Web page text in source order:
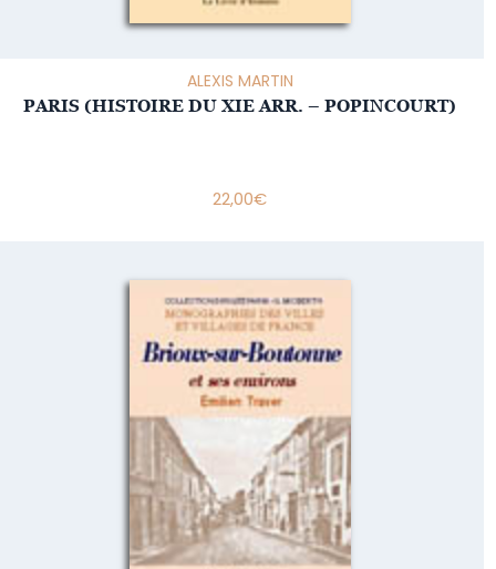
ALEXIS MARTIN
PARIS (HISTOIRE DU XIE ARR. – POPINCOURT)
22,00€